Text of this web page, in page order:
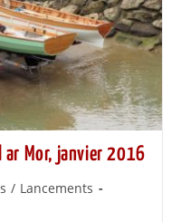
ar Mor, janvier 2016
/ Lancements